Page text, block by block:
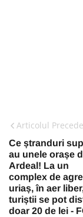
Articolul
Ce ștranduri
au unele orașe
Ardeal! La un
complex de
uriaș, în aer
turiștii se pot
doar 20 de lei -